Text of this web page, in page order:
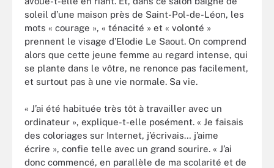
soleil d’une maison près de Saint-Pol-de-Léon, les
mots « courage », « ténacité » et « volonté »
prennent le visage d’Elodie Le Saout. On comprend
alors que cette jeune femme au regard intense, qui
se plante dans le vôtre, ne renonce pas facilement,
et surtout pas à une vie normale. Sa vie.
« J’ai été habituée très tôt à travailler avec un
ordinateur », explique-t-elle posément. « Je faisais
des coloriages sur Internet, j’écrivais… j’aime
écrire », confie telle avec un grand sourire. « J’ai
donc commencé, en parallèle de ma scolarité et de